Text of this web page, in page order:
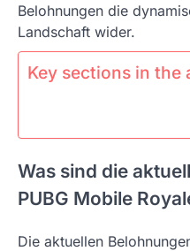
Belohnungen die
Landschaft wider.
Key sections in the
Was sind die
PUBG Mobile
Die aktuellen